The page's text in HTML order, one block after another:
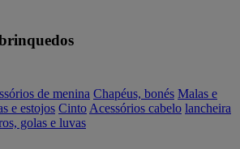
de menina Chapéus, bonés Malas e
e estojos Cinto Acessórios cabelo lancheira
golas e luvas